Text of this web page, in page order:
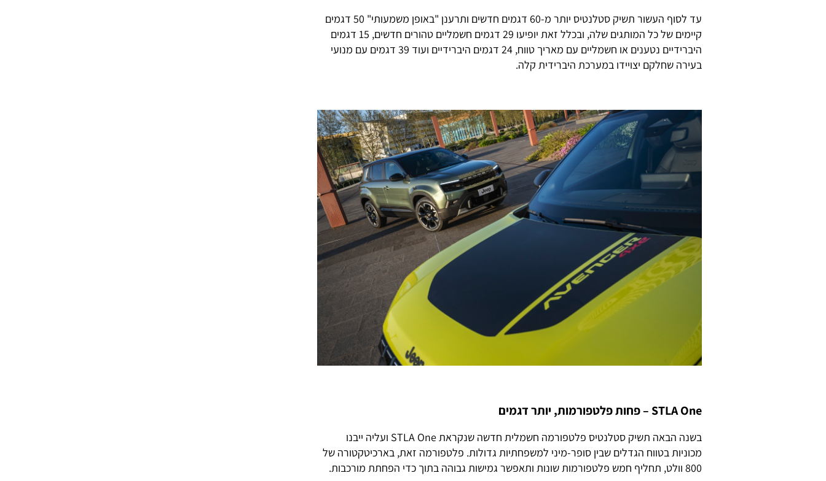
עד לסוף העשור תשיק סטלנטיס יותר מ-60 דגמים חדשים ותרענן "באופן משמעותי" 50 דגמים
קיימים של כל המותגים שלה, ובכלל זאת יופיעו 29 דגמים חשמליים טהורים חדשים, 15 דגמים
היברידיים נטענים או חשמליים עם מאריך טווח, 24 דגמים היברידיים ועוד 39 דגמים עם מנועי
בעירה שחלקם יצויידו במערכת היברידית קלה.
STLA One – פחות פלטפורמות, יותר דגמים
בשנה הבאה תשיק סטלנטיס פלטפורמה חשמלית חדשה שנקראת STLA One ועליה ייבנו
מכוניות בטווח הגדלים שבין סופר-מיני למשפחתיות גדולות. פלטפורמה זאת, בארכיטקטורה של
800 וולט, תחליף חמש פלטפורמות שונות ותאפשר גמישות גבוהה בתוך כדי הפחתת מורכבות.